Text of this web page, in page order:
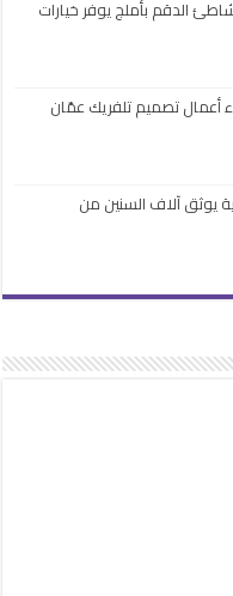
الدقم بأملج يوفر خيارات
أعمال تصميم تلفريك عمّان
يوثق آلاف السنين من